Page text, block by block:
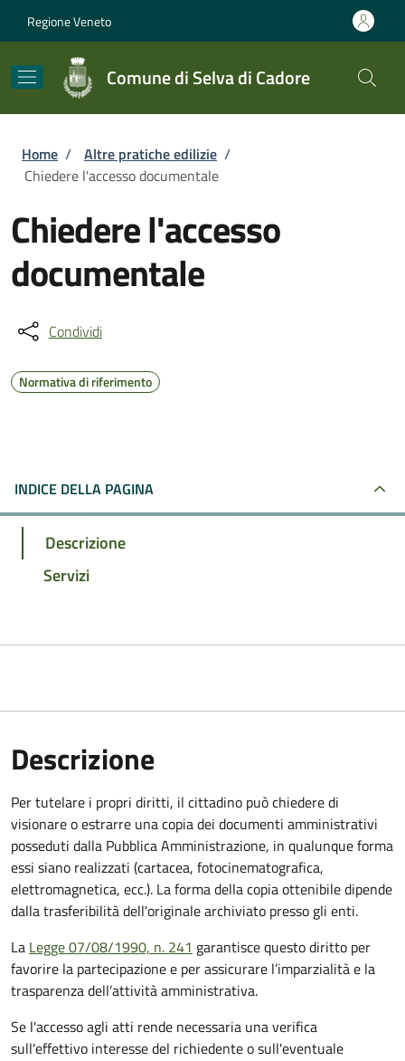
Regione Veneto
Comune di Selva di Cadore
Briciole di pane
Home / Altre pratiche edilizie /
Chiedere l'accesso documentale
Chiedere l'accesso
documentale
Condividi
Normativa di riferimento
INDICE DELLA PAGINA
Descrizione
Servizi
Descrizione
Per tutelare i propri diritti, il cittadino può chiedere di
visionare o estrarre una copia dei documenti amministrativi
posseduti dalla Pubblica Amministrazione, in qualunque forma
essi siano realizzati (cartacea, fotocinematografica,
elettromagnetica, ecc.). La forma della copia ottenibile dipende
dalla trasferibilità dell'originale archiviato presso gli enti.
La Legge 07/08/1990, n. 241 garantisce questo diritto per
favorire la partecipazione e per assicurare l’imparzialità e la
trasparenza dell’attività amministrativa.
Se l'accesso agli atti rende necessaria una verifica
sull'effettivo interesse del richiedente o sull'eventuale